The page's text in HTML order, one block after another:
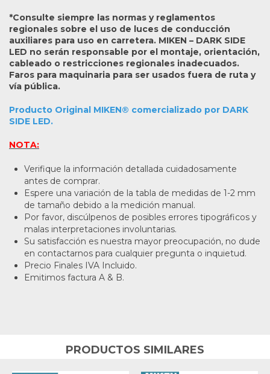
*Consulte siempre las normas y reglamentos
regionales sobre el uso de luces de conducción
auxiliares para uso en carretera. MIKEN – DARK SIDE
LED no serán responsable por el montaje, orientación,
cableado o restricciones regionales inadecuados.
Faros para maquinaria para ser usados fuera de ruta y
vía pública.
Producto Original MIKEN® comercializado por DARK
SIDE LED.
NOTA:
Verifique la información detallada cuidadosamente
antes de comprar.
Espere una variación de la tabla de medidas de 1-2 mm
de tamaño debido a la medición manual.
Por favor, discúlpenos de posibles errores tipográficos y
malas interpretaciones involuntarias.
Su satisfacción es nuestra mayor preocupación, no dude
en contactarnos para cualquier pregunta o inquietud.
Precio Finales IVA Incluido.
Emitimos factura A & B.
PRODUCTOS SIMILARES